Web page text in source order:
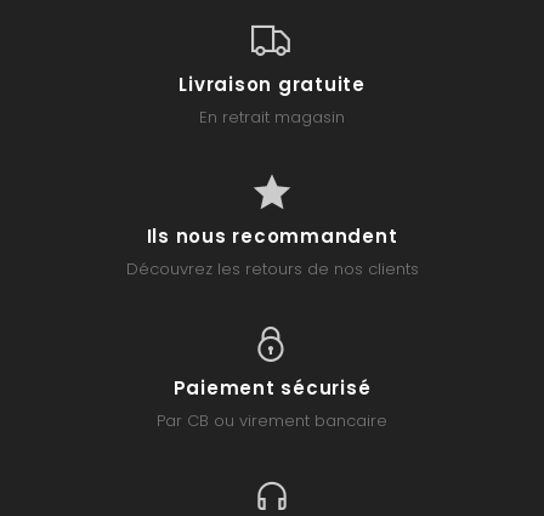
Livraison gratuite
En retrait magasin
Ils nous recommandent
Découvrez les retours de nos clients
Paiement sécurisé
Par CB ou virement bancaire